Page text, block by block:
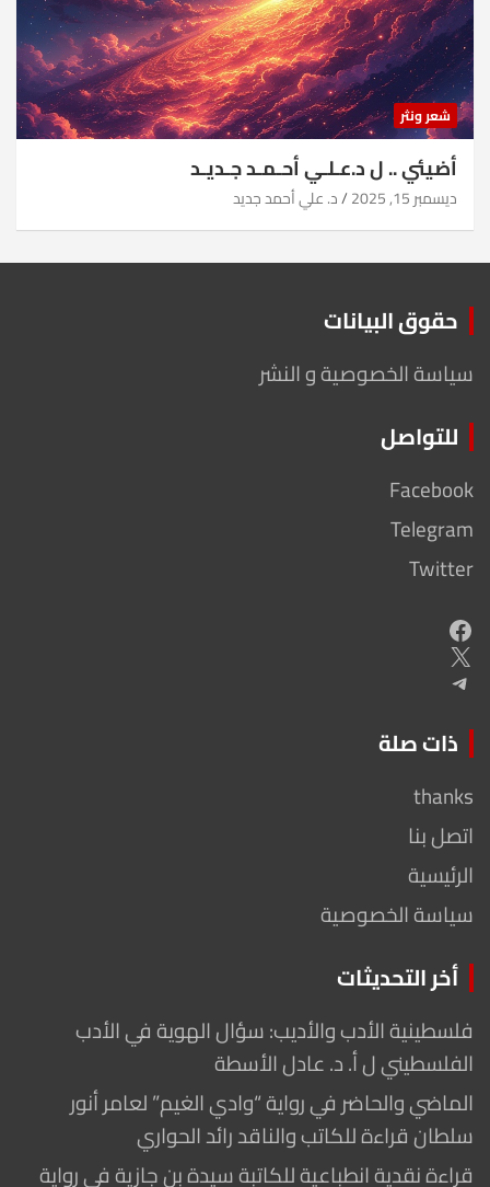
شعر ونثر
أضيئي .. ل د.عـلـي أحـمـد جـديـد
ديسمبر 15, 2025 د. علي أحمد جديد
حقوق البيانات
سياسة الخصوصية و النشر
للتواصل
Facebook
Telegram
Twitter
Facebook
X
Telegram
ذات صلة
thanks
اتصل بنا
الرئيسية
سياسة الخصوصية
أخر التحديثات
فلسطينية الأدب والأديب: سؤال الهوية في الأدب
الفلسطيني ل أ. د. عادل الأسطة
الماضي والحاضر في رواية “وادي الغيم” لعامر أنور
سلطان قراءة للكاتب والناقد رائد الحواري
قراءة نقدية انطباعية للكاتبة سيدة بن جازية في رواية